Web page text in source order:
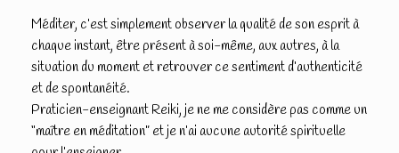
Méditer, c’est simplement observer la qualité de son esprit à
chaque instant, être présent à soi-même, aux autres, à la
situation du moment et retrouver ce sentiment d’authenticité
et de spontanéité.
Praticien-enseignant Reiki, je ne me considère pas comme un
“maître en méditation” et je n’ai aucune autorité spirituelle